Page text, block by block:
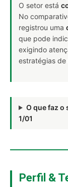
O setor está
No
registrou uma
que pode
exigindo
estratégias de
O que faz o
1/01
Perfil &